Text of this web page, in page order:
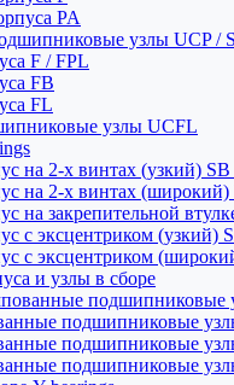
PA
узлы UCP /
F / FPL
FB
FL
узлы UCFL
на 2-х винтах (узкий)
на 2-х винтах
на закрепительной
с эксцентриком (узкий)
с эксцентриком
и узлы в сборе
подшипниковые
подшипниковые
подшипниковые
подшипниковые